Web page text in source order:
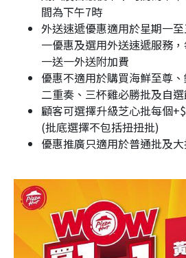
間為下午7時
外送速遞優惠適用於星期一
一優惠及選用外送速遞服務
一送一外送附加費
優惠不適用於購買海鮮至尊
二重奏、三杯雞必勝批及自
顧客可選擇升級芝心批每個
(批底選擇不包括扭扭批)
優惠推廣只適用於普通批及